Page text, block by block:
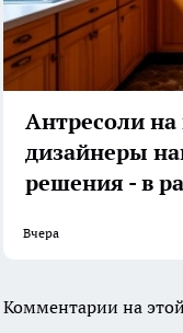
Антресоли на
дизайнеры
решения - в
Вчера
Комментарии на